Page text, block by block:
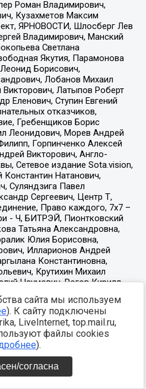
сайта мы используем
). К сайту подключены
LiveInternet, top.mail.ru,
файлы cookies
).
согласна